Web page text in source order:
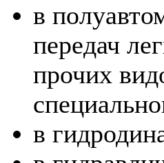
в
передач
прочих
в